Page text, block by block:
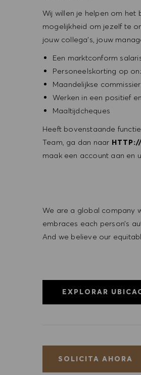
Wij willen je helpen om
mogelijkheid om jezelf te
jouw collega’s, jouw
Een marktconform
Personeelskorting op
Maandelijkse
Werken in een positief
Maaltijdcheques
Heeft bovenstaande
Team, ga dan naar
maak een account aan en
We are a global company
embraces each person’s
And we believe our
EXPLORAR
SOLICITA AHORA